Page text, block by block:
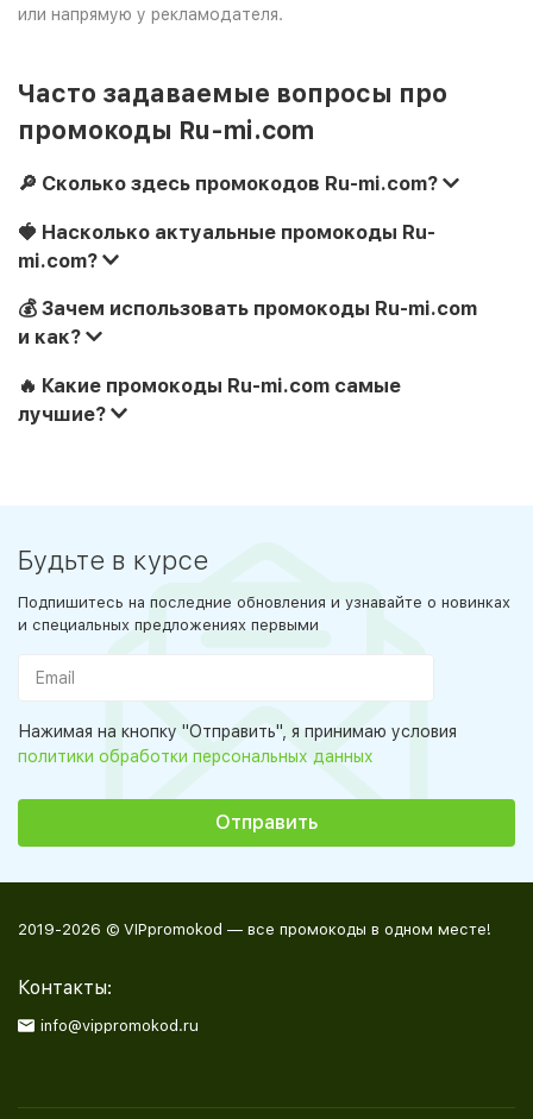
или напрямую у рекламодателя.
Часто задаваемые вопросы про
промокоды Ru-mi.com
🔎 Сколько здесь промокодов Ru-mi.com?
🍓 Насколько актуальные промокоды Ru-
mi.com?
💰 Зачем использовать промокоды Ru-mi.com
и как?
🔥 Какие промокоды Ru-mi.com самые
лучшие?
Будьте в курсе
Подпишитесь на последние обновления и узнавайте о новинках
и специальных предложениях первыми
Нажимая на кнопку "Отправить", я принимаю условия
политики обработки персональных данных
2019-2026 © VIPpromokod — все промокоды в одном месте!
Контакты:
info@vippromokod.ru